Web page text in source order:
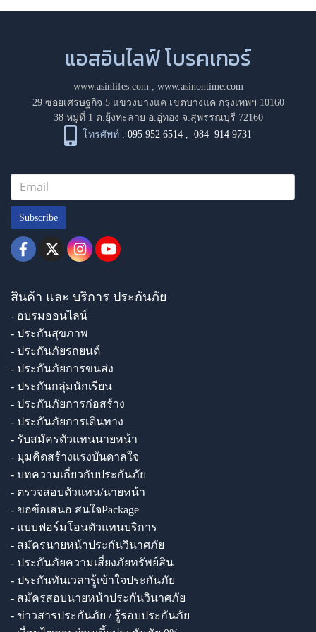
แอสอินไลฟ์ โบรคเกอร์
www.asinlifes.com, www.asinontime.com
29 ซอยเศรษฐกิจ 5 แขวงบางแค เขตบางแค กรุงเทพฯ 10160
38 หมู่ที่ 1 ต.ยุ้งทะลาย อ.อู่ทอง จ.สุพรรณบุรี 72160
โทรศัพท์ : 095 952 6514 ,084 914 9731
Subscribe
สินค้า และ บริการ ประกันภัย
- อบรมออนไลน์
- ประกันสุขภาพ
- ประกันภัยรถยนต์
- ประกันภัยการขนส่ง
- ประกันกลุ่มนักเรียน
- ประกันภัยการก่อสร้าง
- ประกันภัยการเดินทาง
- รับสมัครตัวแทนนายหน้า
- มุมคิดสร้างแรงบันดาลใจ
- บทความเกี่ยวกับประกันภัย
- ตรวจสอบตัวแทน/นายหน้า
- ขอข้อเสนอ สนใจPackage
- แบบฟอร์มโอนตัวแทนบริการ
- สมัครนายหน้าประกันวินาศภัย
- ประกันภัยความเสี่ยงภัยทรัพย์สิน
- ประกันทันเวลารู้เข้าใจประกันภัย
- สมัครสอบนายหน้าประกันวินาศภัย
- ข่าวสารประกันภัย / รู้รอบประกันภัย